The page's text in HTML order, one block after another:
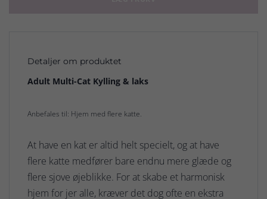
Detaljer om produktet
Adult Multi-Cat Kylling & laks
Anbefales til: Hjem med flere katte.
At have en kat er altid helt specielt, og at have
flere katte medfører bare endnu mere glæde og
flere sjove øjeblikke. For at skabe et harmonisk
hjem for jer alle, kræver det dog ofte en ekstra